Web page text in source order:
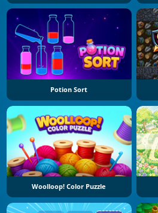
Potion Sort
Woolloop! Color Puzzle